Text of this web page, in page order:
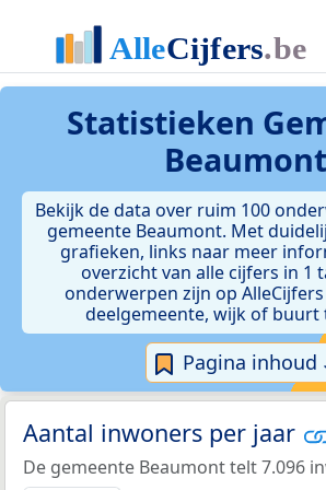
Statistieken
Beaumont
Bekijk de data over ruim 100
gemeente Beaumont. Met
grafieken, links naar meer
overzicht van alle cijfers in 1
onderwerpen zijn op
deelgemeente, wijk of buurt
Pagina inhoud
Aantal inwoners per jaar
De gemeente Beaumont telt 7.096